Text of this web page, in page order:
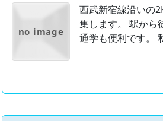
no image
西武新宿線沿いの
集します。 駅から
通学も便利です。